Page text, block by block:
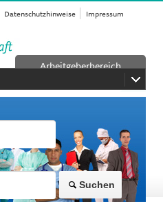
Datenschutzhinweise Impressum
Arbeitgeberbereich
Suchen